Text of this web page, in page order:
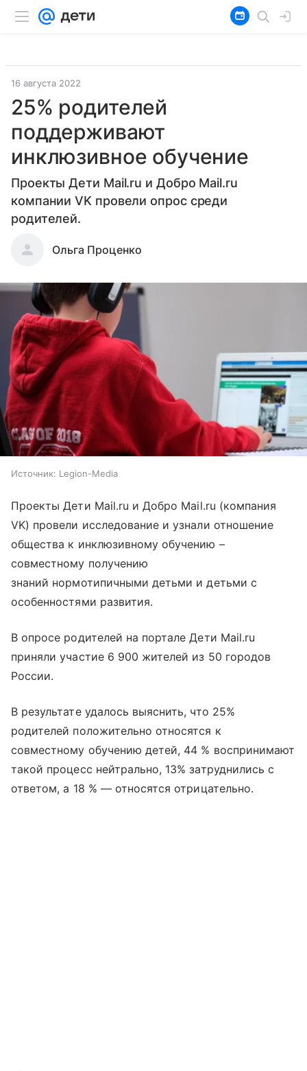
16 августа 2022
25% родителей
поддерживают
инклюзивное обучение
Проекты Дети Mail.ru и Добро Mail.ru
компании VK провели опрос среди
родителей.
Ольга Проценко
Источник: Legion-Media
Проекты Дети Mail.ru и Добро Mail.ru (компания
VK) провели исследование и узнали отношение
общества к инклюзивному обучению –
совместному получению
знаний нормотипичными детьми и детьми с
особенностями развития.
В опросе родителей на портале Дети Mail.ru
приняли участие 6 900 жителей из 50 городов
России.
В результате удалось выяснить, что 25%
родителей положительно относятся к
совместному обучению детей, 44 % воспринимают
такой процесс нейтрально, 13% затруднились с
ответом, а 18 % — относятся отрицательно.